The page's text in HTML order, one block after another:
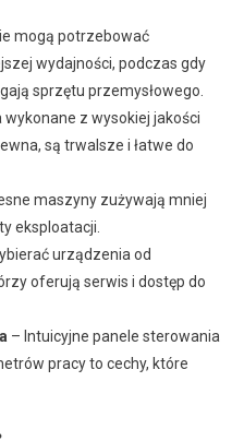
mogą potrzebować
wydajności, podczas gdy
sprzętu przemysłowego.
wykonane z wysokiej jakości
są trwalsze i łatwe do
maszyny zużywają mniej
eksploatacji.
urządzenia od
oferują serwis i dostęp do
– Intuicyjne panele sterowania
pracy to cechy, które